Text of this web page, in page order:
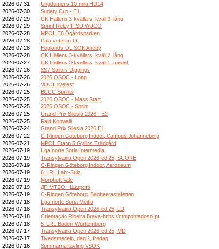
2026-07-31
Ungdomens 10-mila HD14
2026-07-30
Sudety Cup - E1
2026-07-29
OK Hällens 3-kvällars, kväll 3, lång
2026-07-29
Sprint Relay FISU WUCO
2026-07-28
MPOL E6 Ögårdsparken
2026-07-28
Dala veteran-OL
2026-07-28
Höglands-OL SOK Aneby
2026-07-28
OK Hällens 3-kvällars, kväll 2, lång
2026-07-27
OK Hällens 3-kvällars, kväll 1, medel
2026-07-26
SS7 Sailors Diggings
2026-07-26
2026 QSOC - Long
2026-07-26
VÖOL livetest
2026-07-25
BCCC Sprints
2026-07-25
2026 QSOC - Mass Start
2026-07-25
2026 QSOC - Sprint
2026-07-25
Grand Prix Silesia 2026 - E2
2026-07-25
Rajd Konwalii
2026-07-24
Grand Prix Silesia 2026 E1
2026-07-22
O-Ringen Göteborg Indoor, Campus Johanneberg
2026-07-21
MPOL Etapp 5 Gyllins Trädgård
2026-07-19
Liga norte Soria Intermedia
2026-07-19
Transylvania Open 2026-ed.25, SCORE
2026-07-19
O-Ringen Göteborg Indoor, Aeroseum
2026-07-19
6. LRL Lahr-Sulz
2026-07-19
Morphett Vale
2026-07-19
ДП МТБО - Щафета
2026-07-19
O-Ringen Göteborg, Bagheerastafetten
2026-07-18
Liga norte Soria Media
2026-07-18
Transylvania Open 2026-ed.25, LD
2026-07-18
Orientação Ribeira Brava-https://ctmpontadosol.pt
2026-07-18
5. LRL Baden-Württemberg
2026-07-17
Transylvania Open 2026-ed.25, MD
2026-07-17
Tivedsmedeln, dag 2, fredag
2026-07-16
Sommarnärtävling VSOK